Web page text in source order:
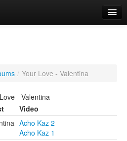
/ Your Love - Valentina
- Valentina
Video
Acho Kaz 2
Acho Kaz 1